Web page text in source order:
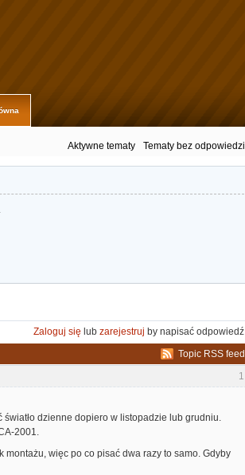
Aktywne tematy Tematy bez odpowiedzi
Zaloguj się lub zarejestruj by napisać odpowiedź
Topic RSS feed
1
światło dzienne dopiero w listopadzie lub grudniu.
2001.
montażu, więc po co pisać dwa razy to samo. Gdyby